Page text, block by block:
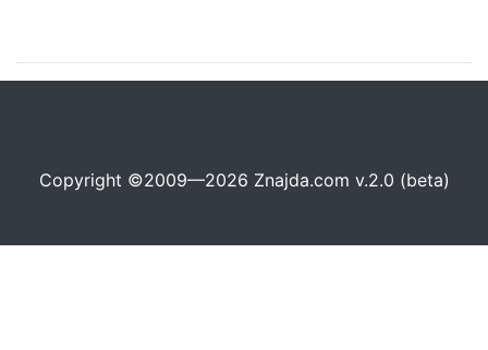
Copyright ©2009—2026 Znajda.com v.2.0 (beta)